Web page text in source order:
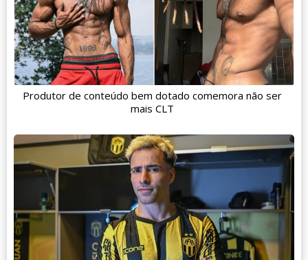
Produtor de conteúdo bem dotado comemora não ser
mais CLT